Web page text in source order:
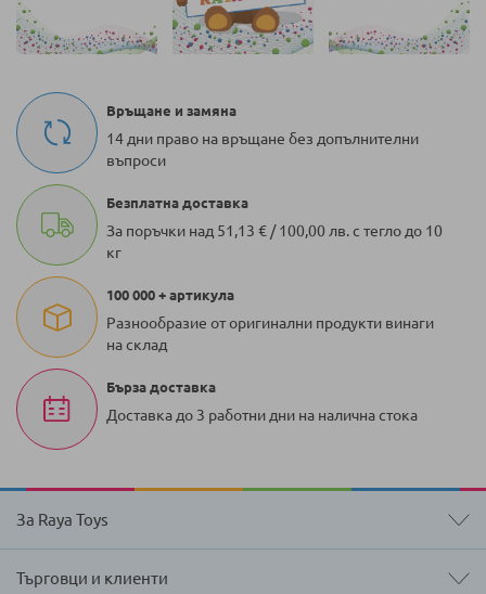
Връщане и замяна
14 дни право на връщане без допълнителни
въпроси
Безплатна доставка
За поръчки над 51,13 € / 100,00 лв. с тегло до 10
кг
100 000 + артикула
Разнообразие от оригинални продукти винаги
на склад
Бърза доставка
Доставка до 3 работни дни на налична стока
За Raya Toys
Търговци и клиенти